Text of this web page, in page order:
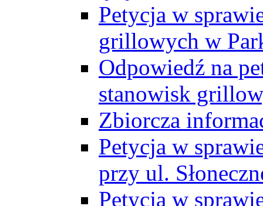
Petycja w
grillowych w
Odpowiedź na
stanowisk
Zbiorcza
Petycja w
przy ul.
Petycja w